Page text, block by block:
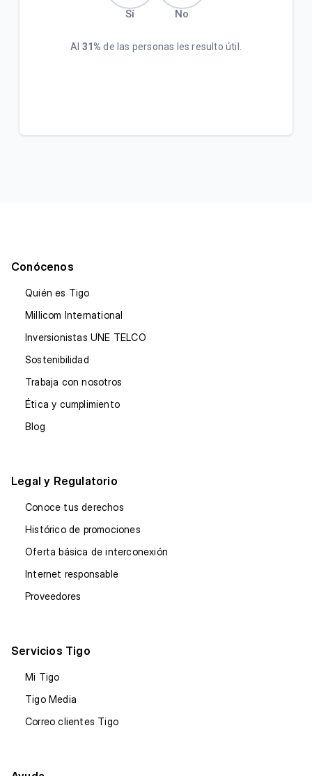
Sí No
Al 31% de las personas les resulto útil.
Conócenos
Quién es Tigo
Millicom International
Inversionistas UNE TELCO
Sostenibilidad
Trabaja con nosotros
Ética y cumplimiento
Blog
Legal y Regulatorio
Conoce tus derechos
Histórico de promociones
Oferta básica de interconexión
Internet responsable
Proveedores
Servicios Tigo
Mi Tigo
Tigo Media
Correo clientes Tigo